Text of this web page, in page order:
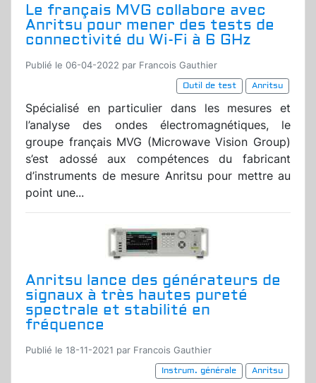
Le français MVG collabore avec
Anritsu pour mener des tests de
connectivité du Wi-Fi à 6 GHz
Publié le 06-04-2022 par Francois Gauthier
Outil de test
Anritsu
Spécialisé en particulier dans les mesures et
l’analyse des ondes électromagnétiques, le
groupe français MVG (Microwave Vision Group)
s’est adossé aux compétences du fabricant
d’instruments de mesure Anritsu pour mettre au
point une...
Anritsu lance des générateurs de
signaux à très hautes pureté
spectrale et stabilité en
fréquence
Publié le 18-11-2021 par Francois Gauthier
Instrum. générale
Anritsu